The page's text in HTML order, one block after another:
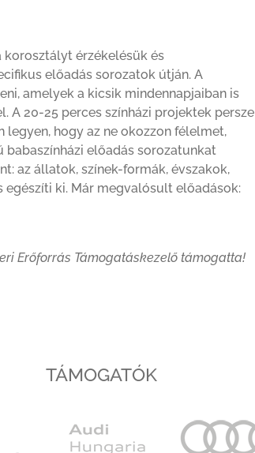
korosztályt érzékelésük és
előadás sorozatok útján. A
amelyek a kicsik mindennapjaiban is
A 20-25 perces színházi projektek persze
legyen, hogy az ne okozzon félelmet,
babaszínházi előadás sorozatunkat
az állatok, színek-formák, évszakok,
ki. Már megvalósult előadások:
Erőforrás Támogatáskezelő támogatta!
TÁMOGATÓK